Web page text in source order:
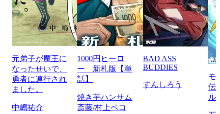
元弟子が魔王に
なったせいで、
勇者に連行され
ました。
中嶋祐介
1000円ヒーロ
ー 新札版【単
話】
焼き芋ハンサム
斎藤/村上ペコ
BAD ASS
BUDDIES
すんしろう
モ
伝
ル